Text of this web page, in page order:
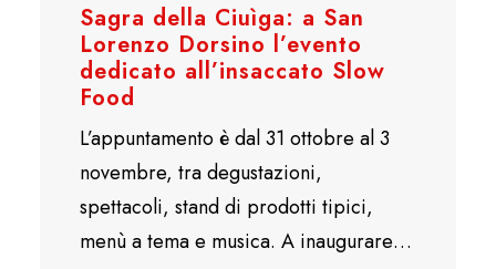
Sagra della Ciuìga: a San
Lorenzo Dorsino l’evento
dedicato all’insaccato Slow
Food
L’appuntamento è dal 31 ottobre al 3
novembre, tra degustazioni,
spettacoli, stand di prodotti tipici,
menù a tema e musica. A inaugurare…